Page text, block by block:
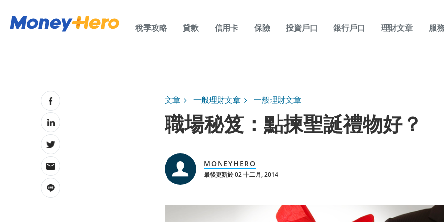
稅季攻略 貸款 信用卡 保險 投資戶口 銀行戶口 理財文章 服
文章 一般理財文章 一般理財文章
職場秘笈：點揀聖誕禮物好？
MONEYHERO
最後更新於 02 十二月, 2014